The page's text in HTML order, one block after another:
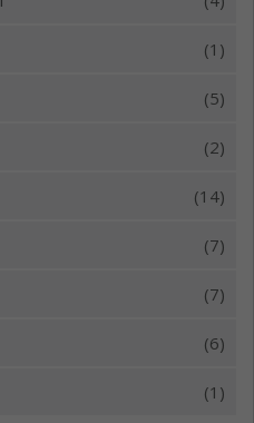
(1)
(5)
(2)
(14)
(7)
(7)
(6)
(1)